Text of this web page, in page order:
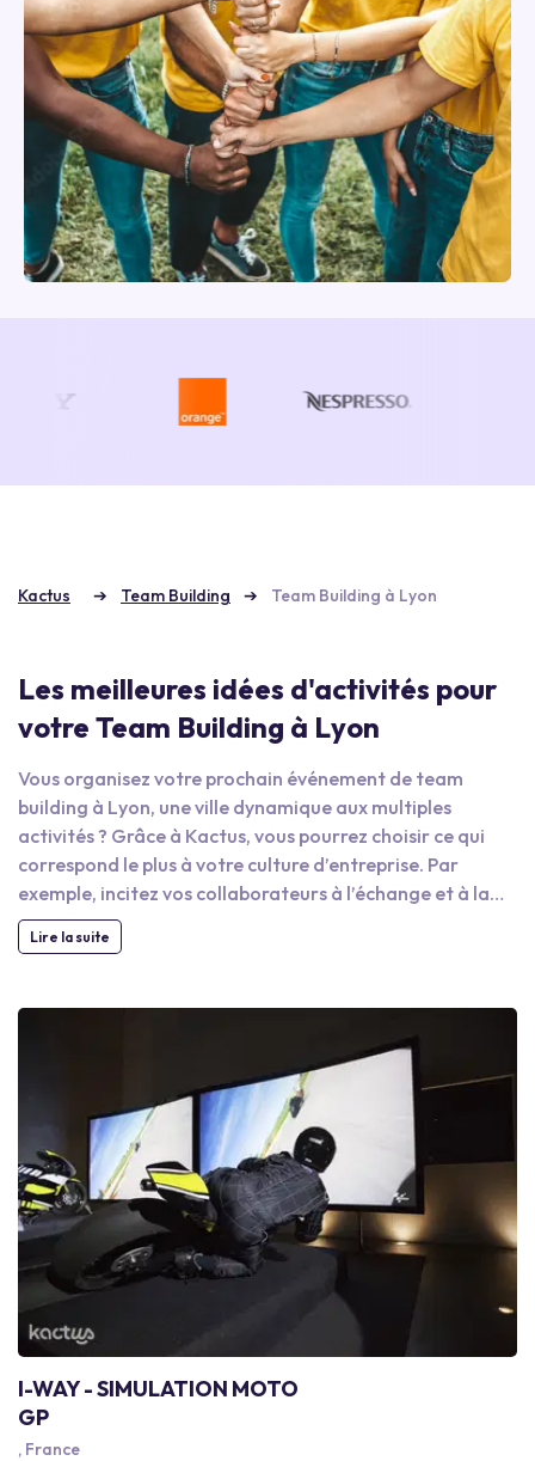
Kactus Team Building Team Building à Lyon
Les meilleures idées d'activités pour
votre Team Building à Lyon
Vous organisez votre prochain événement de team
building à Lyon, une ville dynamique aux multiples
activités ? Grâce à Kactus, vous pourrez choisir ce qui
correspond le plus à votre culture d’entreprise. Par
exemple, incitez vos collaborateurs à l’échange et à la
discussion grâce à des sessions de dégustation ou à un
escape game. Profitez de l’architecture du vieux-Lyon
en histoire, ou profitez de la vie artistique pour préparer
un challenge créatif ou imaginer une œuvre collective à
l’image de votre entreprise. En organisant une activité
de team building à Lyon, vous allez améliorer l’ambiance
au travail et ainsi fidéliser vos meilleurs collaborateurs
afin de rebooster leur productivité !
Lire la suite
I-WAY - SIMULATION MOTO
GP
, France